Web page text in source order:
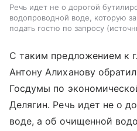
Речь идет не о дорогой
водопроводной воде, которую
подать гостю по запросу
С таким предложением к
Антону Алиханову
Госдумы по
Делягин. Речь идет не о
воде, а об очищенной